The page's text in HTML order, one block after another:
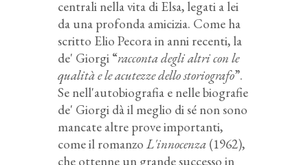
centrali nella vita di Elsa, legati a lei
da una profonda amicizia. Come ha
scritto Elio Pecora in anni recenti, la
de' Giorgi “racconta degli altri con le
qualità e le acutezze dello storiografo”.
Se nell'autobiografia e nelle biografie
de' Giorgi dà il meglio di sé non sono
mancate altre prove importanti,
come il romanzo L'innocenza (1962),
che ottenne un grande successo in